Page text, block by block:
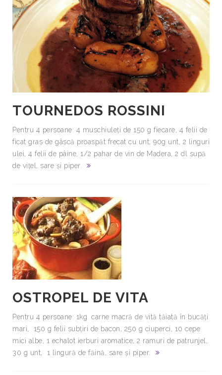
TOURNEDOS ROSSINI
Pentru 4 persoane: 4 muschiuleţi de 150 g fiecare, 4 felii de
ficat gras de gâscă proaspăt frecat cu unt, 90g unt, 2 linguri
ulei, 4 felii de pâine, 1/2 pahar de vin de Madera, 2 dl supă
de viţel, sare şi piper.
OSTROPEL DE VITA
Pentru 4 persoane: 1kg. carne macră de vită tăiată în bucăţi
mari, 150 g felii subţiri de bacon, 250 g ciuperci, 10 cepe
mici albe, 1 echalot ierburi aromatice, 2 ramuri de patrunjel,
30 g unt, 1 lingură de făină, sare şi piper.